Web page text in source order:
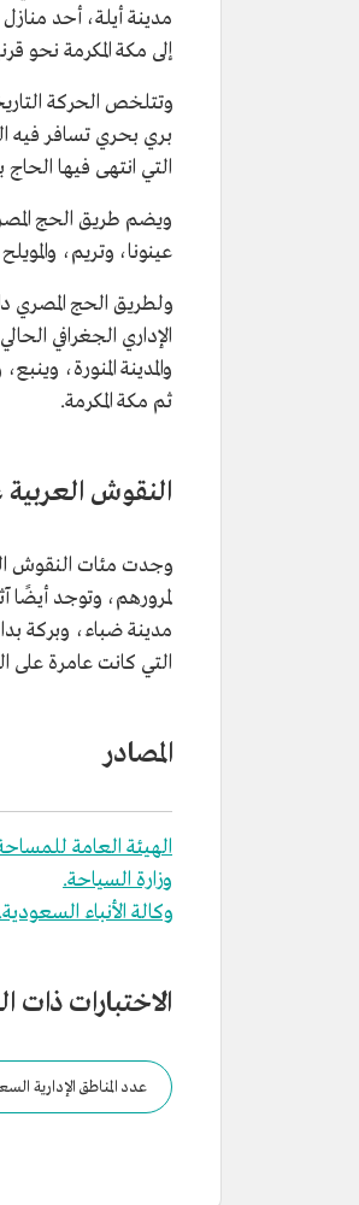
مدينة أيلة، أحد
إلى مكة المكرمة نحو
وتتلخص الحركة
بري بحري تسافر فيه
التي انتهى فيها
ويضم طريق الحج المصري
عينونا، وتريم،
ولطريق الحج المصري
الإداري الجغرافي
والمدينة المنورة،
ثم مكة المكرمة.
النقوش
وجدت مئات النقوش
لمرورهم، وتوجد أيضًا
مدينة ضباء، وبركة
التي كانت عامرة على
المصادر
الهيئة العامة
وزارة السياحة.
وكالة الأنباء السعودية.
الاختبارات ذات
عدد المناطق الإدارية